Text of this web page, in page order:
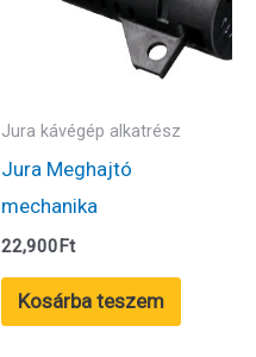
Jura kávégép alkatrész
Jura Meghajtó
mechanika
22,900Ft
Kosárba teszem